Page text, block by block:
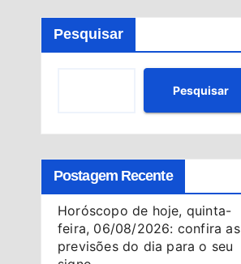
Pesquisar
Pesquisar
Postagem Recente
Horóscopo de hoje, quinta-
feira, 06/08/2026: confira as
previsões do dia para o seu